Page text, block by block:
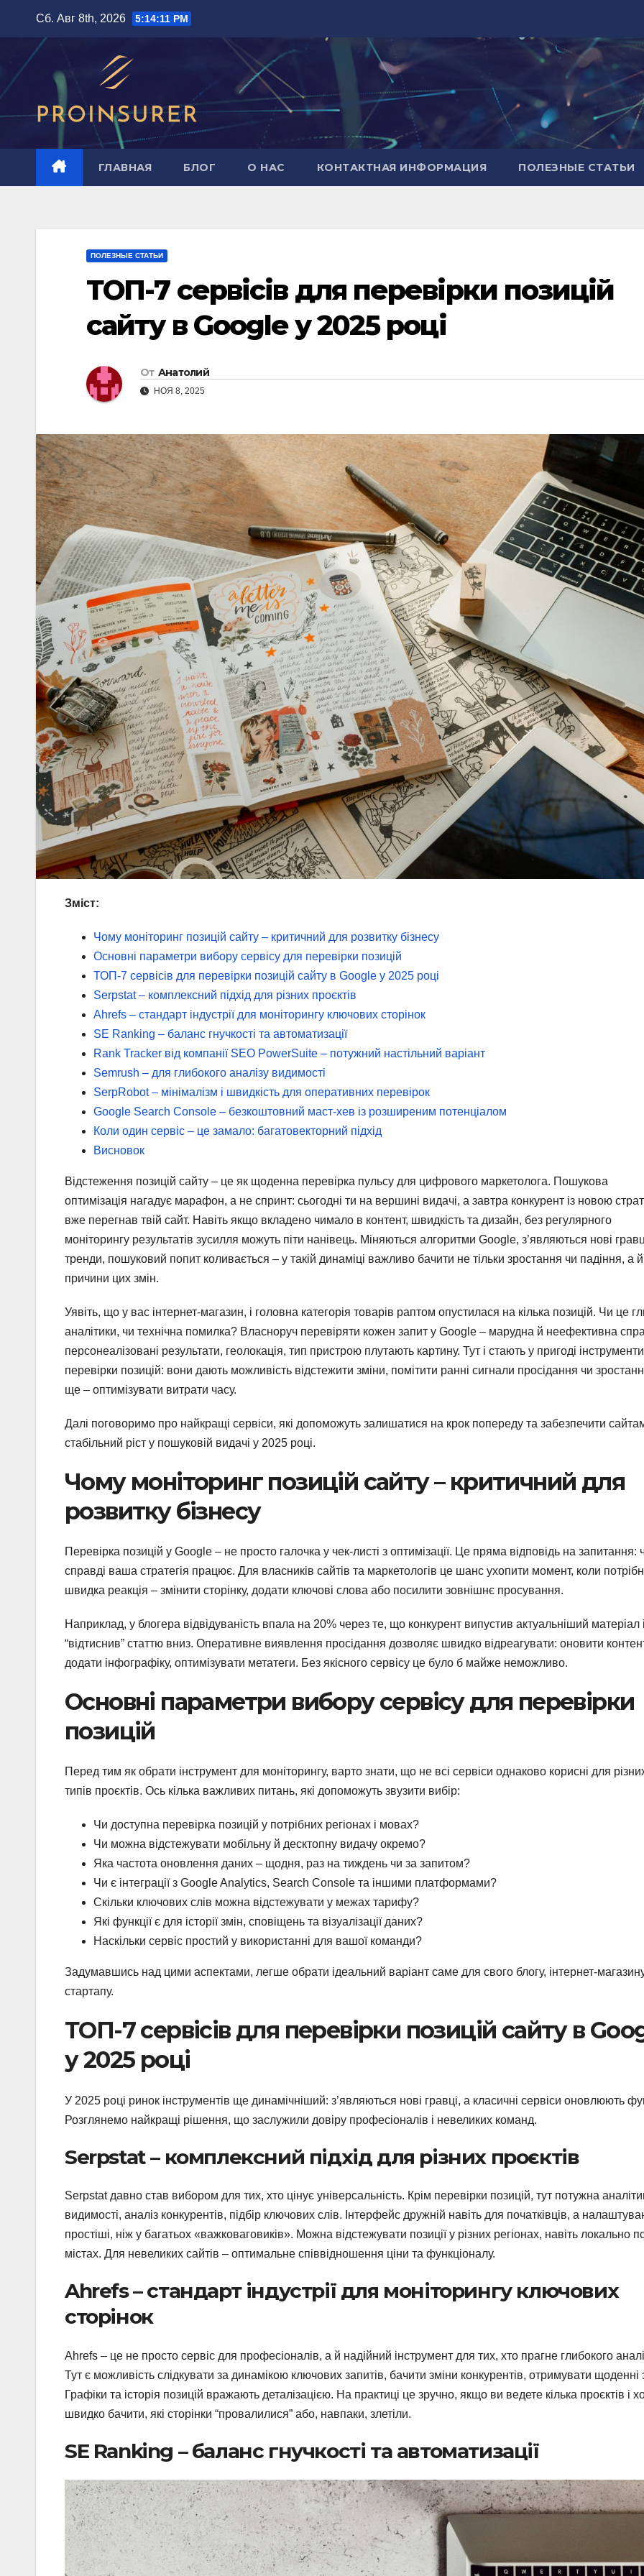
содержимому
Сб. Авг 8th, 2026 5:14:13 PM
ГЛАВНАЯ БЛОГ О НАС КОНТАКТНАЯ ИНФОРМАЦИЯ ПОЛЕЗНЫЕ СТАТЬИ
ПОЛЕЗНЫЕ СТАТЬИ
ТОП-7 сервісів для перевірки позицій
сайту в Google у 2025 році
От Анатолий
НОЯ 8, 2025
Зміст:
Чому моніторинг позицій сайту – критичний для розвитку бізнесу
Основні параметри вибору сервісу для перевірки позицій
ТОП-7 сервісів для перевірки позицій сайту в Google у 2025 році
Serpstat – комплексний підхід для різних проєктів
Ahrefs – стандарт індустрії для моніторингу ключових сторінок
SE Ranking – баланс гнучкості та автоматизації
Rank Tracker від компанії SEO PowerSuite – потужний настільний варіант
Semrush – для глибокого аналізу видимості
SerpRobot – мінімалізм і швидкість для оперативних перевірок
Google Search Console – безкоштовний маст-хев із розширеним потенціалом
Коли один сервіс – це замало: багатовекторний підхід
Висновок
Відстеження позицій сайту – це як щоденна перевірка пульсу для цифрового маркетолога. Пошукова
оптимізація нагадує марафон, а не спринт: сьогодні ти на вершині видачі, а завтра конкурент із новою
вже перегнав твій сайт. Навіть якщо вкладено чимало в контент, швидкість та дизайн, без регулярного
моніторингу результатів зусилля можуть піти нанівець. Міняються алгоритми Google, з’являються нові
тренди, пошуковий попит коливається – у такій динаміці важливо бачити не тільки зростання чи падіння, а й
причини цих змін.
Уявіть, що у вас інтернет-магазин, і головна категорія товарів раптом опустилася на кілька позицій. Чи це
аналітики, чи технічна помилка? Власноруч перевіряти кожен запит у Google – марудна й неефективна
персонеалізовані результати, геолокація, тип пристрою плутають картину. Тут і стають у пригоді
перевірки позицій: вони дають можливість відстежити зміни, помітити ранні сигнали просідання чи
ще – оптимізувати витрати часу.
Далі поговоримо про найкращі сервіси, які допоможуть залишатися на крок попереду та забезпечити
стабільний ріст у пошуковій видачі у 2025 році.
Чому моніторинг позицій сайту – критичний для
розвитку бізнесу
Перевірка позицій у Google – не просто галочка у чек-листі з оптимізації. Це пряма відповідь на запитання:
справді ваша стратегія працює. Для власників сайтів та маркетологів це шанс ухопити момент, коли
швидка реакція – змінити сторінку, додати ключові слова або посилити зовнішнє просування.
Наприклад, у блогера відвідуваність впала на 20% через те, що конкурент випустив актуальніший матеріал і
“відтиснив” статтю вниз. Оперативне виявлення просідання дозволяє швидко відреагувати: оновити
додати інфографіку, оптимізувати метатеги. Без якісного сервісу це було б майже неможливо.
Основні параметри вибору сервісу для перевірки
позицій
Перед тим як обрати інструмент для моніторингу, варто знати, що не всі сервіси однаково корисні для
типів проєктів. Ось кілька важливих питань, які допоможуть звузити вибір:
Чи доступна перевірка позицій у потрібних регіонах і мовах?
Чи можна відстежувати мобільну й десктопну видачу окремо?
Яка частота оновлення даних – щодня, раз на тиждень чи за запитом?
Чи є інтеграції з Google Analytics, Search Console та іншими платформами?
Скільки ключових слів можна відстежувати у межах тарифу?
Які функції є для історії змін, сповіщень та візуалізації даних?
Наскільки сервіс простий у використанні для вашої команди?
Задумавшись над цими аспектами, легше обрати ідеальний варіант саме для свого блогу, інтернет-
стартапу.
ТОП-7 сервісів для перевірки позицій сайту в
у 2025 році
У 2025 році ринок інструментів ще динамічніший: з’являються нові гравці, а класичні сервіси оновлюють
Розглянемо найкращі рішення, що заслужили довіру професіоналів і невеликих команд.
Serpstat – комплексний підхід для різних проєктів
Serpstat давно став вибором для тих, хто цінує універсальність. Крім перевірки позицій, тут потужна
видимості, аналіз конкурентів, підбір ключових слів. Інтерфейс дружній навіть для початківців, а
простіші, ніж у багатьох «важковаговиків». Можна відстежувати позиції у різних регіонах, навіть локально
містах. Для невеликих сайтів – оптимальне співвідношення ціни та функціоналу.
Ahrefs – стандарт індустрії для моніторингу ключових
сторінок
Ahrefs – це не просто сервіс для професіоналів, а й надійний інструмент для тих, хто прагне глибокого
Тут є можливість слідкувати за динамікою ключових запитів, бачити зміни конкурентів, отримувати щоденні
Графіки та історія позицій вражають деталізацією. На практиці це зручно, якщо ви ведете кілька проєктів і
швидко бачити, які сторінки “провалилися” або, навпаки, злетіли.
SE Ranking – баланс гнучкості та автоматизації